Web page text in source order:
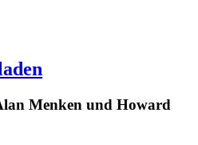
Menken und Howard